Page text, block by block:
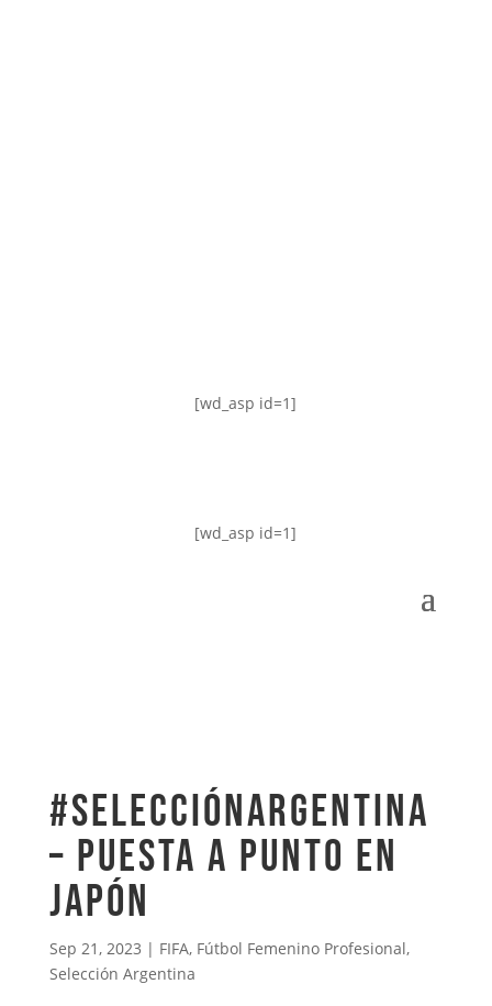
[wd_asp id=1]
[wd_asp id=1]
#SelecciónArgentina
– Puesta a punto en
Japón
Sep 21, 2023 | FIFA, Fútbol Femenino Profesional,
Selección Argentina